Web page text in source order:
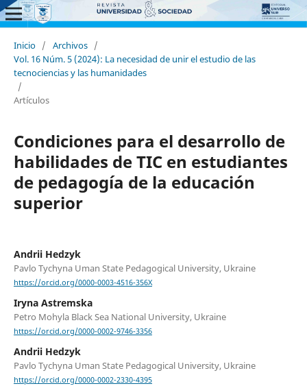
Inicio / Archivos /
Vol. 16 Núm. 5 (2024): La necesidad de unir el estudio de las
tecnociencias y las humanidades
/
Artículos
Condiciones para el desarrollo de
habilidades de TIC en estudiantes
de pedagogía de la educación
superior
Andrii Hedzyk
Pavlo Tychyna Uman State Pedagogical University, Ukraine
https://orcid.org/0000-0003-4516-356X
Iryna Astremska
Petro Mohyla Black Sea National University, Ukraine
https://orcid.org/0000-0002-9746-3356
Andrii Hedzyk
Pavlo Tychyna Uman State Pedagogical University, Ukraine
https://orcid.org/0000-0002-2330-4395